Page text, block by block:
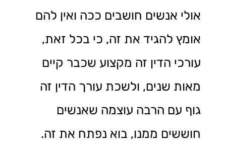
אולי אנשים חושבים ככה ואין להם
אומץ להגיד את זה, כי בכל זאת,
עורכי הדין זה מקצוע שכבר קיים
מאות שנים, ולשכת עורך הדין זה
גוף עם הרבה עוצמה שאנשים
חוששים ממנו, בוא נפתח את זה.